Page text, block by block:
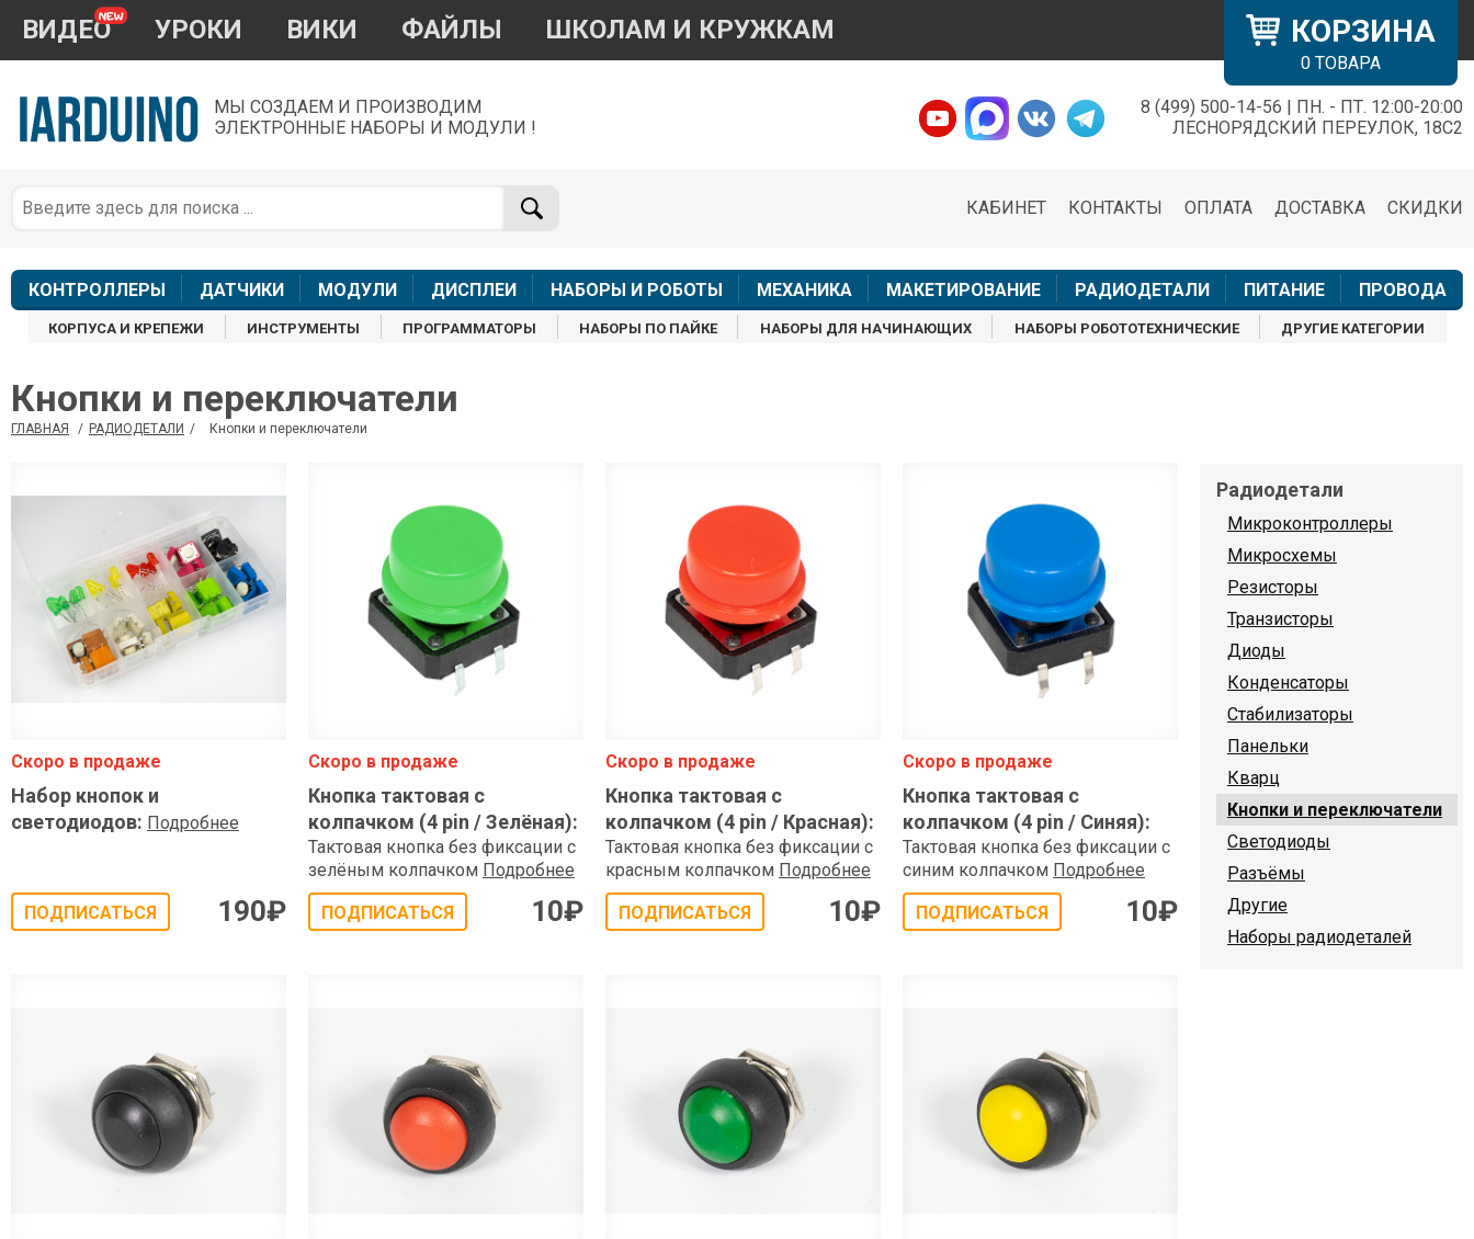
КОРЗИНА
0 ТОВАРА
ВИДЕО УРОКИ ВИКИ ФАЙЛЫ ШКОЛАМ И КРУЖКАМ
МЫ СОЗДАЕМ И ПРОИЗВОДИМ
ЭЛЕКТРОННЫЕ НАБОРЫ И МОДУЛИ !
8 (499) 500-14-56 | ПН. - ПТ. 12:00-20:00
ЛЕСНОРЯДСКИЙ ПЕРЕУЛОК, 18С2
СКИДКИ
ДОСТАВКА
ОПЛАТА
КОНТАКТЫ
КАБИНЕТ
КОНТРОЛЛЕРЫ ДАТЧИКИ МОДУЛИ ДИСПЛЕИ НАБОРЫ И РОБОТЫ МЕХАНИКА МАКЕТИРОВАНИЕ РАДИОДЕТАЛИ ПИТАНИЕ ПРОВОДА
КОРПУСА И КРЕПЕЖИ ИНСТРУМЕНТЫ ПРОГРАММАТОРЫ НАБОРЫ ПО ПАЙКЕ НАБОРЫ ДЛЯ НАЧИНАЮЩИХ НАБОРЫ РОБОТОТЕХНИЧЕСКИЕ ДРУГИЕ КАТЕГОРИИ
Кнопки и переключатели
ГЛАВНАЯ / РАДИОДЕТАЛИ / Кнопки и переключатели
Скоро в продаже
Набор кнопок и
светодиодов: Подробнее
ПОДПИСАТЬСЯ 190₽
Скоро в продаже
Кнопка тактовая с
колпачком (4 pin / Зелёная):
Тактовая кнопка без фиксации с
зелёным колпачком Подробнее
ПОДПИСАТЬСЯ 10₽
Скоро в продаже
Кнопка тактовая с
колпачком (4 pin / Красная):
Тактовая кнопка без фиксации с
красным колпачком Подробнее
ПОДПИСАТЬСЯ 10₽
Скоро в продаже
Кнопка тактовая с
колпачком (4 pin / Синяя):
Тактовая кнопка без фиксации с
синим колпачком Подробнее
ПОДПИСАТЬСЯ 10₽
Радиодетали
Микроконтроллеры
Микросхемы
Резисторы
Транзисторы
Диоды
Конденсаторы
Стабилизаторы
Панельки
Кварц
Кнопки и переключатели
Светодиоды
Разъёмы
Другие
Наборы радиодеталей
×
По вопросам приобретения товара
+7 968 454 17 38
звонки и аудио сообщения не обслуживаются
Менеджер
shop@iarduino.ru
Менеджер
8 (499) 500-14-56